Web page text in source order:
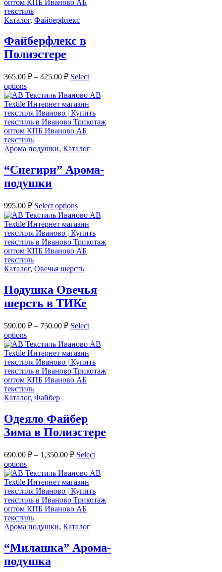
Каталог, Файберфлекс
Файберфлекс в
Полиэстере
365.00 ₽ – 425.00 ₽ Select
options
Арома подушки, Каталог
“Снегири” Арома-
подушки
995.00 ₽ Select options
Каталог, Овечья шерсть
Подушка Овечья
шерсть в ТИКе
590.00 ₽ – 750.00 ₽ Select
options
Каталог, Файбер
Одеяло Файбер
Зима в Полиэстере
690.00 ₽ – 1,350.00 ₽ Select
options
Арома подушки, Каталог
“Милашка” Арома-
подушка